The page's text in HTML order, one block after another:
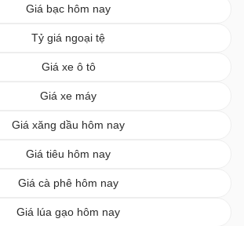
Giá bạc hôm nay
Tỷ giá ngoại tệ
Giá xe ô tô
Giá xe máy
Giá xăng dầu hôm nay
Giá tiêu hôm nay
Giá cà phê hôm nay
Giá lúa gạo hôm nay